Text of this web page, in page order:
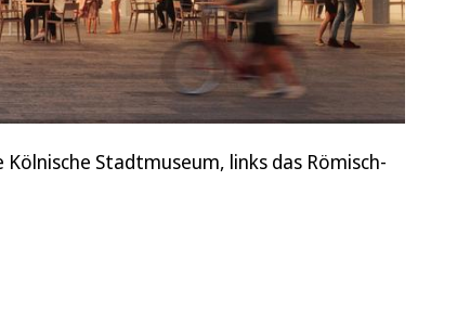
Stadtmuseum, links das Römisch-